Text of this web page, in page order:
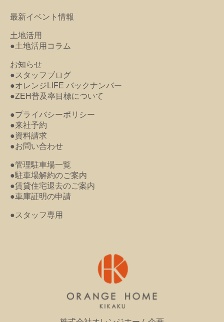
最新イベント情報
土地活用
●土地活用コラム
お知らせ
●スタッフブログ
●オレンジLIFE バックナンバー
●ZEH普及率目標について
●プライバシーポリシー
●来社予約
●資料請求
●お問い合わせ
●管理駐車場一覧
●駐車場解約のご案内
●賃貸住宅退去のご案内
●車庫証明の申請
●スタッフ専用